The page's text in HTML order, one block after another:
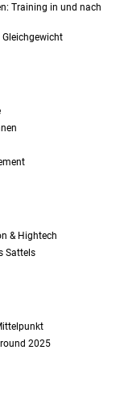
Training in und nach
Gleichgewicht
& Hightech
Sattels
2025